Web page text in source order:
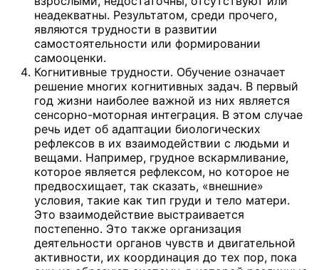
неадекватны. Результатом, среди прочего,
являются трудности в развитии
самостоятельности или формировании
самооценки.
Когнитивные трудности. Обучение означает
решение многих когнитивных задач. В первый
год жизни наиболее важной из них является
сенсорно-моторная интеграция. В этом случае
речь идет об адаптации биологических
рефлексов в их взаимодействии с людьми и
вещами. Например, грудное вскармливание,
которое является рефлексом, но которое не
предвосхищает, так сказать, «внешние»
условия, такие как тип груди и тело матери.
Это взаимодействие выстраивается
постепенно. Это также организация
деятельности органов чувств и двигательной
активности, их координация до тех пор, пока